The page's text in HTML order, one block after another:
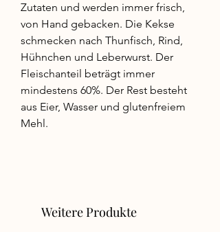
Zutaten und werden immer frisch,
von Hand gebacken. Die Kekse
schmecken nach Thunfisch, Rind,
Hühnchen und Leberwurst. Der
Fleischanteil beträgt immer
mindestens 60%. Der Rest besteht
aus Eier, Wasser und glutenfreiem
Mehl.
Weitere Produkte